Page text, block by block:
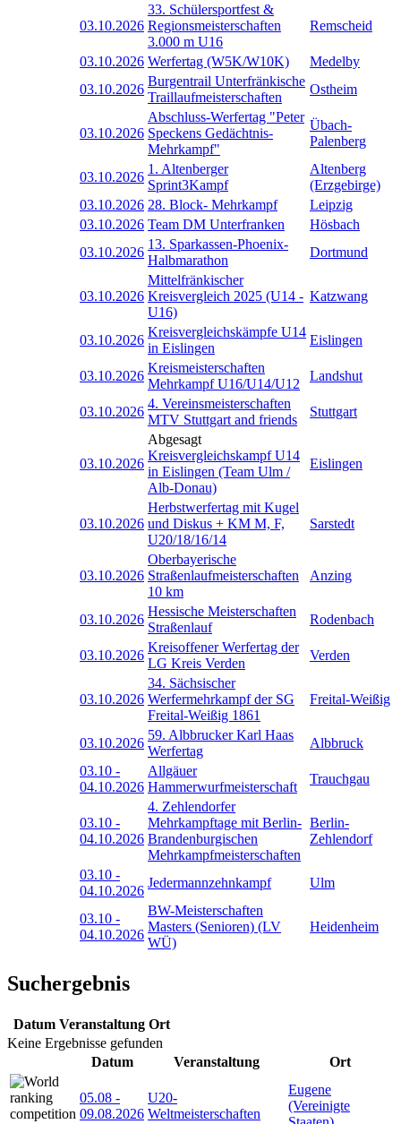
03.10.2026
33. Schülersportfest &
Regionsmeisterschaften
3.000 m U16
Remscheid
03.10.2026 Werfertag (W5K/W10K)
Medelby
03.10.2026
Burgentrail Unterfränkische
Traillaufmeisterschaften
Ostheim
03.10.2026
Abschluss-Werfertag "Peter
Speckens Gedächtnis-
Mehrkampf"
Übach-
Palenberg
03.10.2026
1. Altenberger
Sprint3Kampf
Altenberg
(Erzgebirge)
03.10.2026 28. Block- Mehrkampf
Leipzig
03.10.2026 Team DM Unterfranken
Hösbach
03.10.2026
13. Sparkassen-Phoenix-
Halbmarathon
Dortmund
03.10.2026
Mittelfränkischer
Kreisvergleich 2025 (U14 -
U16)
Katzwang
03.10.2026
Kreisvergleichskämpfe U14
in Eislingen
Eislingen
03.10.2026
Kreismeisterschaften
Mehrkampf U16/U14/U12
Landshut
03.10.2026
4. Vereinsmeisterschaften
MTV Stuttgart and friends
Stuttgart
03.10.2026
Abgesagt
Kreisvergleichskampf U14
in Eislingen (Team Ulm /
Alb-Donau)
Eislingen
03.10.2026
Herbstwerfertag mit Kugel
und Diskus + KM M, F,
U20/18/16/14
Sarstedt
03.10.2026
Oberbayerische
Straßenlaufmeisterschaften
10 km
Anzing
03.10.2026
Hessische Meisterschaften
Straßenlauf
Rodenbach
03.10.2026
Kreisoffener Werfertag der
LG Kreis Verden
Verden
03.10.2026
34. Sächsischer
Werfermehrkampf der SG
Freital-Weißig 1861
Freital-Weißig
03.10.2026
59. Albbrucker Karl Haas
Werfertag
Albbruck
03.10 -
04.10.2026
Allgäuer
Hammerwurfmeisterschaft
Trauchgau
03.10 -
04.10.2026
4. Zehlendorfer
Mehrkampftage mit Berlin-
Brandenburgischen
Mehrkampfmeisterschaften
Berlin-
Zehlendorf
03.10 -
04.10.2026
Jedermannzehnkampf Ulm
03.10 -
04.10.2026
BW-Meisterschaften
Masters (Senioren) (LV
WÜ)
Heidenheim
Suchergebnis
Datum Veranstaltung Ort
Keine Ergebnisse gefunden
Datum
Veranstaltung Ort
05.08 -
09.08.2026
U20-
Weltmeisterschaften
Eugene
(Vereinigte